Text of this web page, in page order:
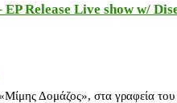
Release Live show w/
«Μίμης Δομάζος», στα